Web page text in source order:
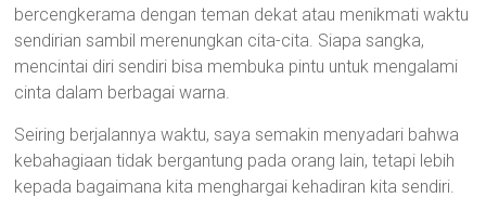
bercengkerama dengan teman dekat atau menikmati waktu
sendirian sambil merenungkan cita-cita. Siapa sangka,
mencintai diri sendiri bisa membuka pintu untuk mengalami
cinta dalam berbagai warna.
Seiring berjalannya waktu, saya semakin menyadari bahwa
kebahagiaan tidak bergantung pada orang lain, tetapi lebih
kepada bagaimana kita menghargai kehadiran kita sendiri.